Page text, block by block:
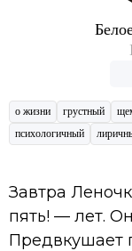
о жизни
грустный
психологичный
Завтра
пять! — лет.
Предвкушает